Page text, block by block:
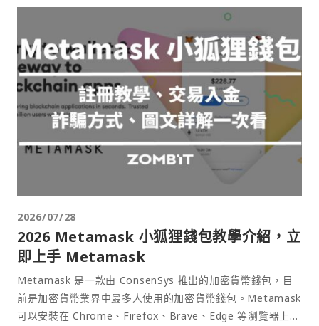
2026/07/28
2026 Metamask 小狐狸錢包教學介紹，立
即上手 Metamask
Metamask 是一款由 ConsenSys 推出的加密貨幣錢包，目
前是加密貨幣業界中最多人使用的加密貨幣錢包。Metamask
可以安裝在 Chrome、Firefox、Brave、Edge 等瀏覽器上作